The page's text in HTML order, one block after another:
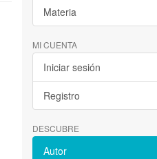
Materia
MI CUENTA
Iniciar sesión
Registro
DESCUBRE
Autor